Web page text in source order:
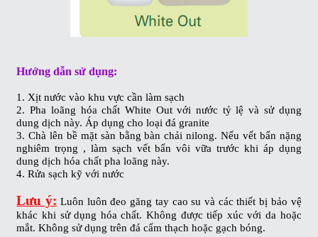
Hướng dẫn sử dụng:
1. Xịt nước vào khu vực cần làm sạch
2. Pha loãng hóa chất White Out với nước tỷ lệ và sử dụng
dung dịch này. Áp dụng cho loại đá granite
3. Chà lên bề mặt sàn bằng bàn chải nilong. Nếu vết bẩn nặng
nghiêm trọng , làm sạch vết bẩn vôi vữa trước khi áp dụng
dung dịch hóa chất pha loãng này.
4. Rửa sạch kỹ với nước
Lưu ý: Luôn luôn đeo găng tay cao su và các thiết bị bảo vệ
khác khi sử dụng hóa chất. Không được tiếp xúc với da hoặc
mắt. Không sử dụng trên đá cẩm thạch hoặc gạch bóng.